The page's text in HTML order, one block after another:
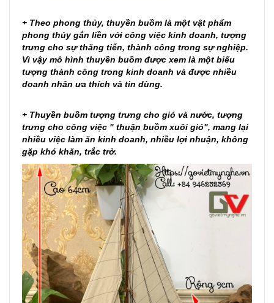
+ Theo phong thủy, thuyền buồm là một vật phẩm
phong thủy gắn liền với công việc kinh doanh, tượng
trưng cho sự thăng tiến, thành công trong sự nghiệp.
Vì vậy mô hình thuyền buồm được xem là một biểu
tượng thành công trong kinh doanh và được nhiều
doanh nhân ưa thích và tin dùng.
+ Thuyền buồm tượng trưng cho gió và nước, tượng
trưng cho công việc " thuận buồm xuôi gió", mang lại
nhiều việc làm ăn kinh doanh, nhiều lợi nhuận, không
gặp khó khăn, trắc trở.